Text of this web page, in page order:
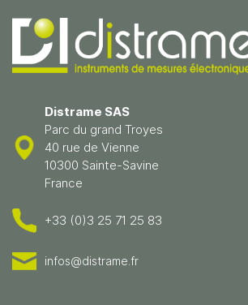
Distrame SAS
Parc du grand Troyes
40 rue de Vienne
10300 Sainte-Savine
France
+33 (0)3 25 71 25 83
infos@distrame.fr